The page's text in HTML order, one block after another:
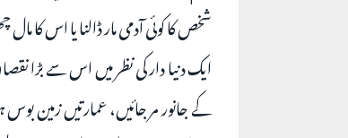
شخص کا کوئی آدمی مار ڈالنا یا اس کا مال
ایک دنیا دار کی نظر میں اس سے بڑا
کے جانور مر جائیں، عمارتیں زمین